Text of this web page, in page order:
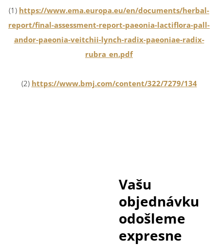
(1) https://www.ema.europa.eu/en/documents/herbal-
report/final-assessment-report-paeonia-lactiflora-pall-
andor-paeonia-veitchii-lynch-radix-paeoniae-radix-
rubra_en.pdf
(2) https://www.bmj.com/content/322/7279/134
Vašu
objednávku
odošleme
expresne